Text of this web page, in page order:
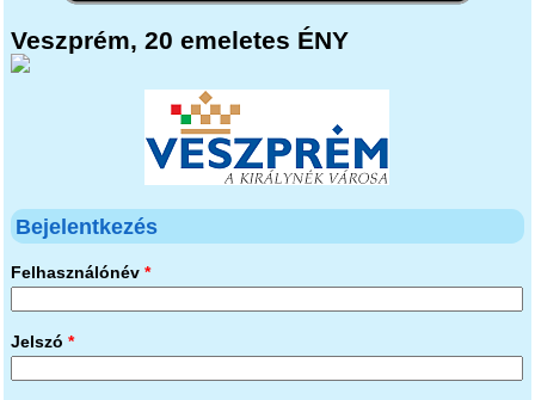
Veszprém, 20 emeletes ÉNY
Bejelentkezés
Felhasználónév *
Jelszó *